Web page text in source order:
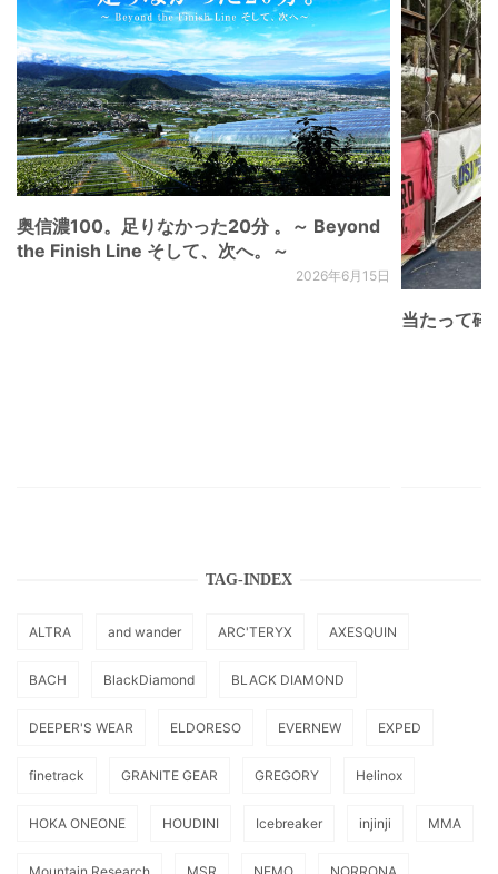
奥信濃100。足りなかった20分 。～ Beyond
the Finish Line そして、次へ。～
2026年6月15日
当たって砕
TAG-INDEX
ALTRA and wander ARC'TERYX AXESQUIN
BACH BlackDiamond BLACK DIAMOND
DEEPER'S WEAR ELDORESO EVERNEW EXPED
finetrack GRANITE GEAR GREGORY Helinox
HOKA ONEONE HOUDINI Icebreaker injinji MMA